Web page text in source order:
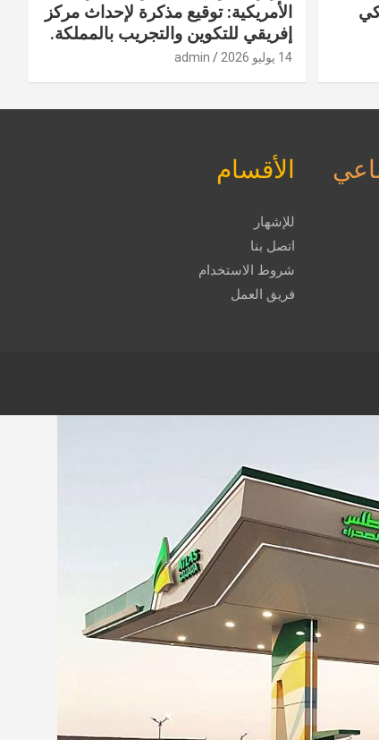
الأمريكية: توقيع مذكرة لإحداث مركز
إفريقي للتكوين والتجريب بالمملكة.
14 يوليو 2026 admin
الأقسام
للإشهار
اتصل بنا
شروط الاستخدام
فريق العمل